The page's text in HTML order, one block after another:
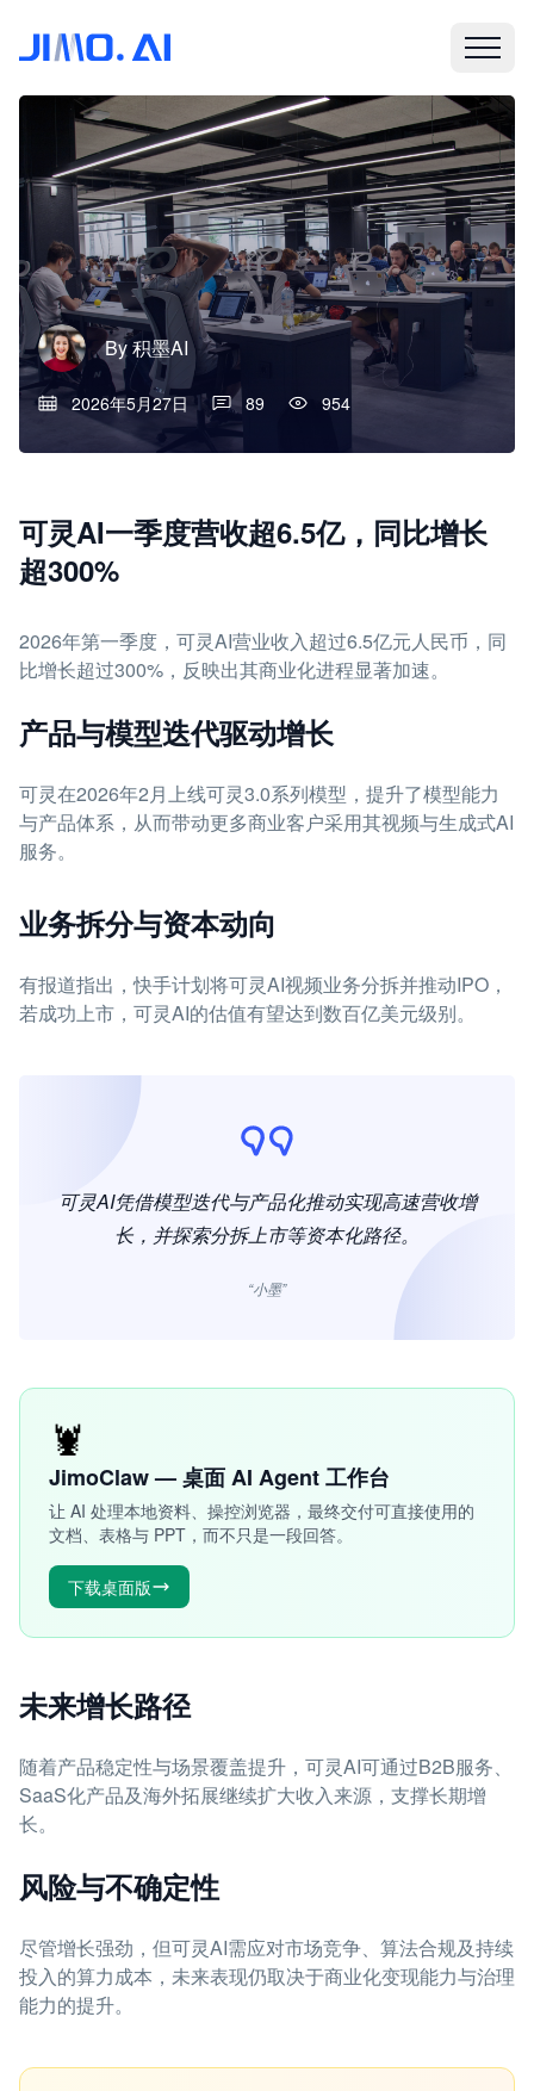
By积墨AI
2026年5月27日 89 954
可灵AI一季度营收超6.5亿，同比增长
超300%
2026年第一季度，可灵AI营业收入超过6.5亿元人民币，同
比增长超过300%，反映出其商业化进程显著加速。
产品与模型迭代驱动增长
可灵在2026年2月上线可灵3.0系列模型，提升了模型能力
与产品体系，从而带动更多商业客户采用其视频与生成式AI
服务。
业务拆分与资本动向
有报道指出，快手计划将可灵AI视频业务分拆并推动IPO，
若成功上市，可灵AI的估值有望达到数百亿美元级别。
可灵AI凭借模型迭代与产品化推动实现高速营收增
长，并探索分拆上市等资本化路径。
“小墨”
🦞
JimoClaw — 桌面 AI Agent 工作台
让 AI 处理本地资料、操控浏览器，最终交付可直接使用的
文档、表格与 PPT，而不只是一段回答。
下载桌面版
未来增长路径
随着产品稳定性与场景覆盖提升，可灵AI可通过B2B服务、
SaaS化产品及海外拓展继续扩大收入来源，支撑长期增
长。
风险与不确定性
尽管增长强劲，但可灵AI需应对市场竞争、算法合规及持续
投入的算力成本，未来表现仍取决于商业化变现能力与治理
能力的提升。